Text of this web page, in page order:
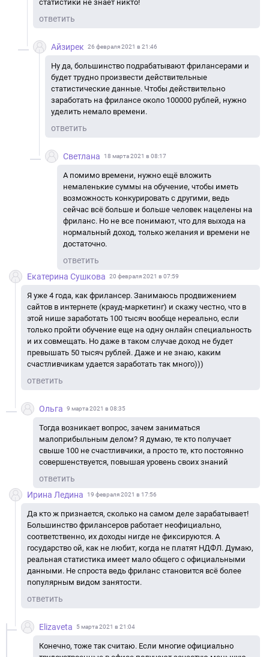
статистики не знает никто!
ответить
Айзирек 26 февраля 2021 в 21:46
Ну да, большинство подрабатывают фрилансерами и
будет трудно произвести действительные
статистические данные. Чтобы действительно
заработать на фрилансе около 100000 рублей, нужно
уделить немало времени.
ответить
Светлана 18 марта 2021 в 08:17
А помимо времени, нужно ещё вложить
немаленькие суммы на обучение, чтобы иметь
возможность конкурировать с другими, ведь
сейчас всё больше и больше человек нацелены на
фриланс. Но не все понимают, что для выхода на
нормальный доход, только желания и времени не
достаточно.
ответить
Екатерина Сушкова
20 февраля 2021 в 07:59
Я уже 4 года, как фрилансер. Занимаюсь продвижением
сайтов в интернете (крауд-маркетинг) и скажу честно, что в
этой нише заработать 100 тысяч вообще нереально, если
только пройти обучение еще на одну онлайн специальность
и их совмещать. Но даже в таком случае доход не будет
превышать 50 тысяч рублей. Даже и не знаю, каким
счастливчикам удается заработать так много)))
ответить
Ольга 9 марта 2021 в 08:35
Тогда возникает вопрос, зачем заниматься
малоприбыльным делом? Я думаю, те кто получает
свыше 100 не счастливчики, а просто те, кто постоянно
совершенствуется, повышая уровень своих знаний
ответить
Ирина Ледина
19 февраля 2021 в 17:56
Да кто ж признается, сколько на самом деле зарабатывает!
Большинство фрилансеров работает неофициально,
соответственно, их доходы нигде не фиксируются. А
государство ой, как не любит, когда не платят НДФЛ. Думаю,
реальная статистика имеет мало общего с официальными
данными. Не спроста ведь фриланс становится всё более
популярным видом занятости.
ответить
Elizaveta 5 марта 2021 в 21:04
Конечно, тоже так считаю. Если многие официально